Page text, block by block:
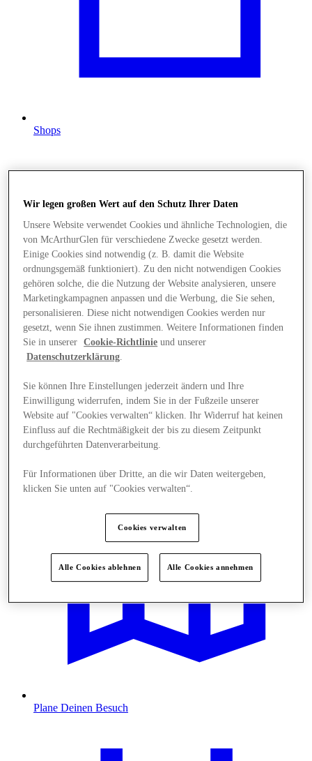
Shops
Angebote
Plane Deinen Besuch
Wir legen großen Wert auf den Schutz Ihrer Daten
Unsere Website verwendet Cookies und ähnliche Technologien, die
von McArthurGlen für verschiedene Zwecke gesetzt werden.
Einige Cookies sind notwendig (z. B. damit die Website
ordnungsgemäß funktioniert). Zu den nicht notwendigen Cookies
gehören solche, die die Nutzung der Website analysieren, unsere
Marketingkampagnen anpassen und die Werbung, die Sie sehen,
personalisieren. Diese nicht notwendigen Cookies werden nur
gesetzt, wenn Sie ihnen zustimmen. Weitere Informationen finden
Sie in unserer
Cookie-Richtlinie und unserer
Datenschutzerklärung.
Sie können Ihre Einstellungen jederzeit ändern und Ihre
Einwilligung widerrufen, indem Sie in der Fußzeile unserer
Website auf "Cookies verwalten“ klicken. Ihr Widerruf hat keinen
Einfluss auf die Rechtmäßigkeit der bis zu diesem Zeitpunkt
durchgeführten Datenverarbeitung.
Für Informationen über Dritte, an die wir Daten weitergeben,
klicken Sie unten auf "Cookies verwalten“.
Cookies verwalten
Alle Cookies ablehnen Alle Cookies annehmen